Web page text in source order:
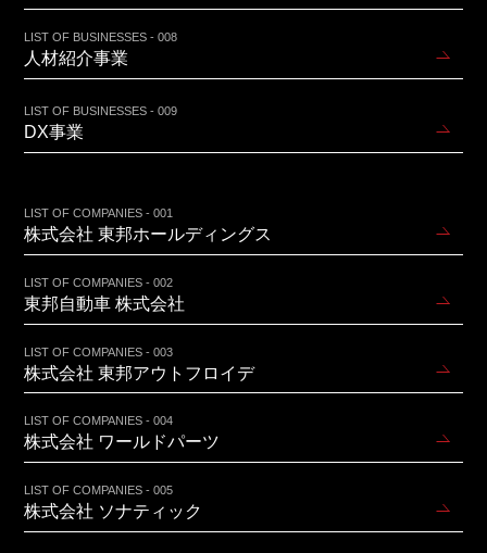
LIST OF BUSINESSES - 008
人材紹介事業
LIST OF BUSINESSES - 009
DX事業
LIST OF COMPANIES - 001
株式会社 東邦ホールディングス
LIST OF COMPANIES - 002
東邦自動車 株式会社
LIST OF COMPANIES - 003
株式会社 東邦アウトフロイデ
LIST OF COMPANIES - 004
株式会社 ワールドパーツ
LIST OF COMPANIES - 005
株式会社 ソナティック